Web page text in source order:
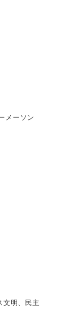
メーソン
文明、民主